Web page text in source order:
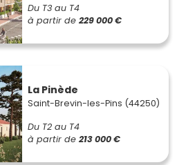
Du T3 au T4
à partir de 229 000 €
La Pinède
Saint-Brevin-les-Pins (44250)
Du T2 au T4
à partir de 213 000 €